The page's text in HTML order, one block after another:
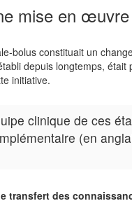
mise en
bolus constituait un
depuis longtemps,
initiative.
clinique de ces
(en
transfert des